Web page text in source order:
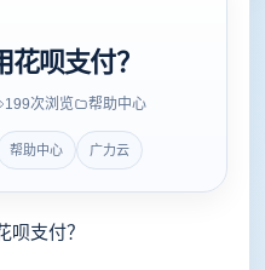
呗支付？
199次浏览 帮助中心
帮助中心 广力云
支付？